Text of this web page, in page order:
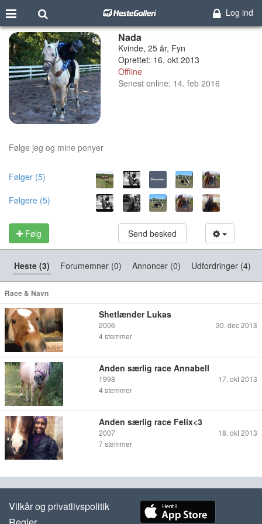
Log ind
Nada
Kvinde, 25 år, Fyn
Oprettet: 16. okt 2013
Offline
Senest online: 14. feb 2016
Følge jeg og mine ponyer
Følger (5)
Følgere (5)
Følg Send besked
Heste (3) Forumemner (0) Annoncer (0) Udfordringer (4)
Race & Navn
Shetlænder Lukas
2006
30. dec 2013
4 stemmer
Anden særlig race Annabell
1998
17. okt 2013
4 stemmer
Anden særlig race Felix<3
2007
18. okt 2013
7 stemmer
Vilkår og privatlivspolitik